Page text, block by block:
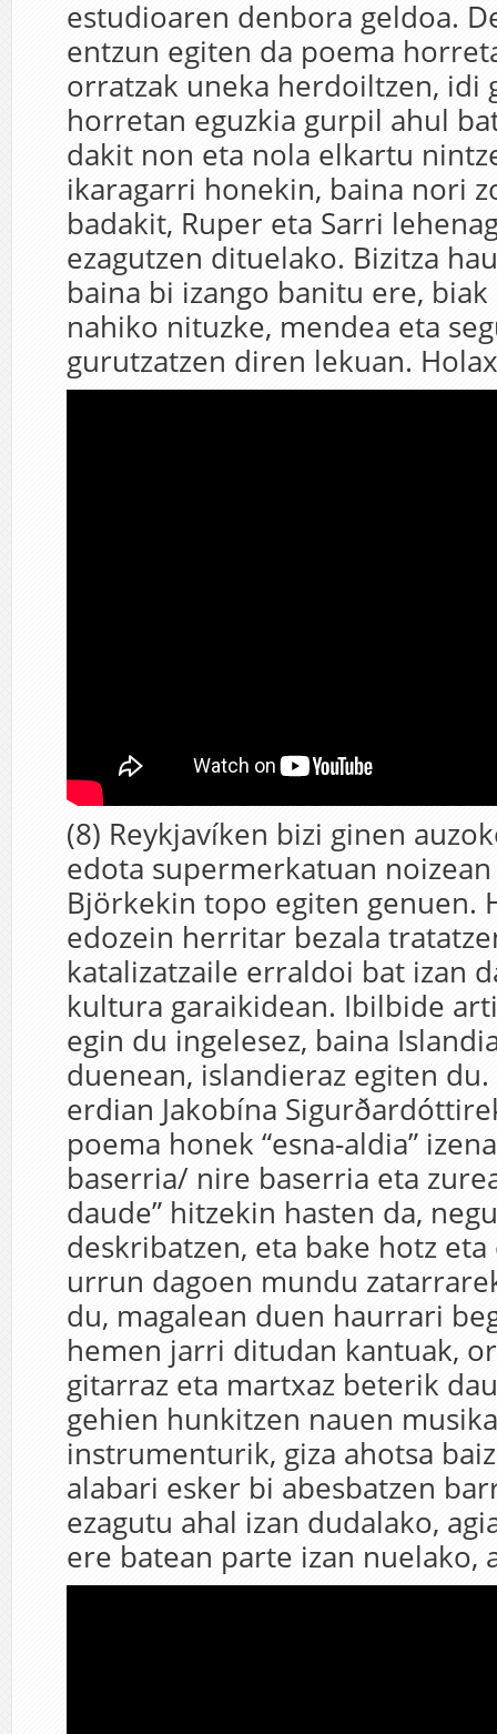
estudioaren denbora geldoa.
entzun egiten da poema
orratzak uneka herdoiltzen, idi
horretan eguzkia gurpil ahul
dakit non eta nola elkartu
ikaragarri honekin, baina nori
badakit, Ruper eta Sarri
ezagutzen dituelako. Bizitza
baina bi izango banitu ere,
nahiko nituzke, mendea eta
gurutzatzen diren lekuan.
(8) Reykjavíken bizi ginen
edota supermerkatuan
Björkekin topo egiten genuen.
edozein herritar bezala
katalizatzaile erraldoi bat izan
kultura garaikidean. Ibilbide
egin du ingelesez, baina
duenean, islandieraz egiten
erdian Jakobína
poema honek “esna-aldia”
baserria/ nire baserria eta
daude” hitzekin hasten da,
deskribatzen, eta bake hotz
urrun dagoen mundu
du, magalean duen haurrari
hemen jarri ditudan kantuak,
gitarraz eta martxaz beterik
gehien hunkitzen nauen
instrumenturik, giza ahotsa
alabari esker bi abesbatzen
ezagutu ahal izan dudalako,
ere batean parte izan nuelako,